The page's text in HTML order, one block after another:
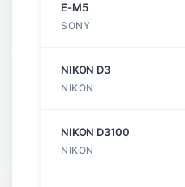
E-M5
SONY
NIKON D3
NIKON
NIKON D3100
NIKON